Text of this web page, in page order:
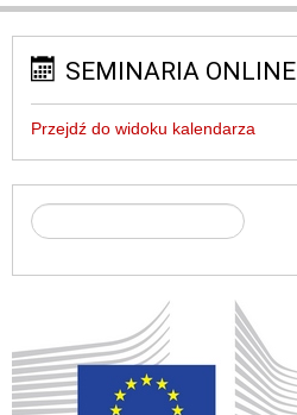
SEMINARIA ONLINE
Przejdź do widoku kalendarza